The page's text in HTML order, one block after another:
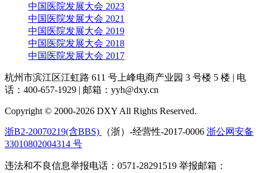
中国医院发展大会 2023
中国医院发展大会 2021
中国医院发展大会 2019
中国医院发展大会 2018
中国医院发展大会 2017
杭州市滨江区江虹路 611 号上峰电商产业园 3 号楼 5 楼
电
话：400-657-1929
邮箱：yyh@dxy.cn
Copyright © 2000-2026 DXY All Rights Reserved.
浙B2-20070219(含BBS) （浙）-经营性-2017-0006 浙公网安备
33010802004314 号
违法和不良信息举报电话：0571-28291519 举报邮箱：